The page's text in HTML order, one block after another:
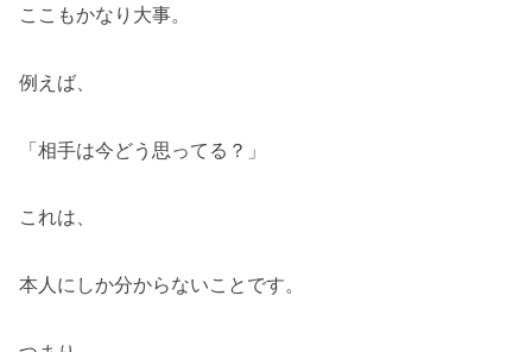
ここもかなり大事。
例えば、
「相手は今どう思ってる？」
これは、
本人にしか分からないことです。